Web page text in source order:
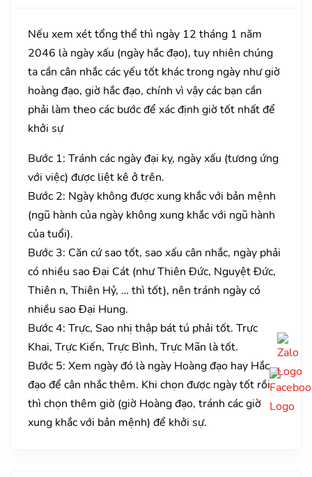
Nếu xem xét tổng thể thì ngày 12 tháng 1 năm
2046 là ngày xấu (ngày hắc đạo), tuy nhiên chúng
ta cần cân nhắc các yếu tốt khác trong ngày như giờ
hoàng đạo, giờ hắc đạo, chính vì vậy các bạn cần
phải làm theo các bước để xác định giờ tốt nhất để
khởi sự
Bước 1: Tránh các ngày đại kỵ, ngày xấu (tương ứng
với việc) được liệt kê ở trên.
Bước 2: Ngày không được xung khắc với bản mệnh
(ngũ hành của ngày không xung khắc với ngũ hành
của tuổi).
Bước 3: Căn cứ sao tốt, sao xấu cân nhắc, ngày phải
có nhiều sao Đại Cát (như Thiên Đức, Nguyệt Đức,
Thiên n, Thiên Hỷ, … thì tốt), nên tránh ngày có
nhiều sao Đại Hung.
Bước 4: Trực, Sao nhị thập bát tú phải tốt. Trực
Khai, Trực Kiến, Trực Bình, Trực Mãn là tốt.
Bước 5: Xem ngày đó là ngày Hoàng đạo hay Hắc
đạo để cân nhắc thêm. Khi chọn được ngày tốt rồi
thì chọn thêm giờ (giờ Hoàng đạo, tránh các giờ
xung khắc với bản mệnh) để khởi sự.